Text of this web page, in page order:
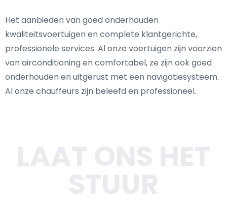
Het aanbieden van goed onderhouden
kwaliteitsvoertuigen en complete klantgerichte,
professionele services. Al onze voertuigen zijn voorzien
van airconditioning en comfortabel, ze zijn ook goed
onderhouden en uitgerust met een navigatiesysteem.
Al onze chauffeurs zijn beleefd en professioneel.